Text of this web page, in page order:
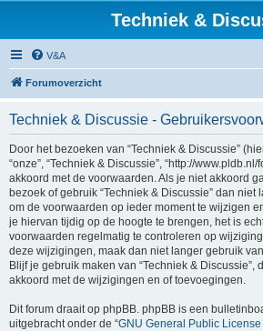
Techniek &
V&A
Forumoverzicht
Techniek & Discussie -
Door het bezoeken van “Techniek & Discussie”
“onze”, “Techniek & Discussie”, “http://
akkoord met de voorwaarden. Als je niet akkoord
bezoek of gebruik “Techniek & Discussie” dan niet
om de voorwaarden op ieder moment te wijzigen
je hiervan tijdig op de hoogte te brengen, het is
voorwaarden regelmatig te controleren op
deze wijzigingen, maak dan niet langer gebruik
Blijf je gebruik maken van “Techniek & Discussie”,
akkoord met de wijzigingen en of toevoegingen.
Dit forum draait op phpBB. phpBB is een
uitgebracht onder de “GNU General Public License